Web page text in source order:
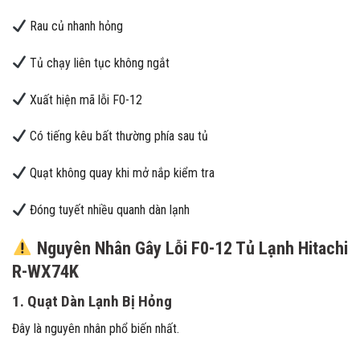
Rau củ nhanh hỏng
Tủ chạy liên tục không ngắt
Xuất hiện mã lỗi F0-12
Có tiếng kêu bất thường phía sau tủ
Quạt không quay khi mở nắp kiểm tra
Đóng tuyết nhiều quanh dàn lạnh
Nguyên Nhân Gây Lỗi F0-12 Tủ Lạnh Hitachi
R-WX74K
1. Quạt Dàn Lạnh Bị Hỏng
Đây là nguyên nhân phổ biến nhất.